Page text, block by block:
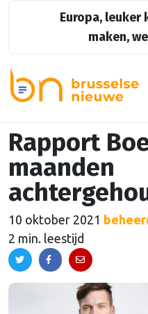
Europa, leuker
maken,
Rapport
maanden
10 oktober 2021
2 min. leestijd